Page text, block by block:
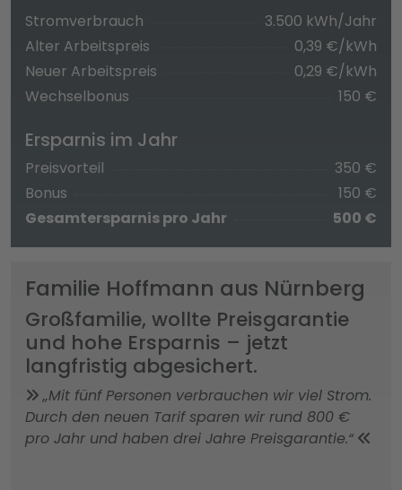
Stromverbrauch
3.500 kWh/Jahr
Alter Arbeitspreis
0,39 €/kWh
Neuer Arbeitspreis
0,29 €/kWh
Wechselbonus
150 €
Ersparnis im Jahr
Preisvorteil
350 €
Bonus
150 €
Gesamtersparnis pro Jahr
500 €
Familie Hoffmann aus Nürnberg
Großfamilie, wollte Preisgarantie
und hohe Ersparnis – jetzt
langfristig abgesichert.
„Mit fünf Personen verbrauchen wir viel Strom.
Durch den neuen Tarif sparen wir rund 800 €
pro Jahr und haben drei Jahre Preisgarantie.“